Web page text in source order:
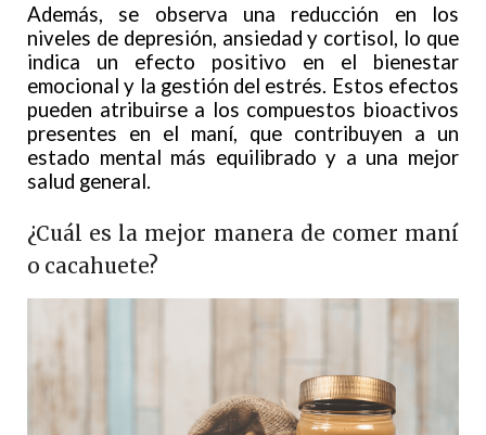
Además, se observa una reducción en los
niveles de depresión, ansiedad y cortisol, lo que
indica un efecto positivo en el bienestar
emocional y la gestión del estrés. Estos efectos
pueden atribuirse a los compuestos bioactivos
presentes en el maní, que contribuyen a un
estado mental más equilibrado y a una mejor
salud general.
¿Cuál es la mejor manera de comer maní
o cacahuete?